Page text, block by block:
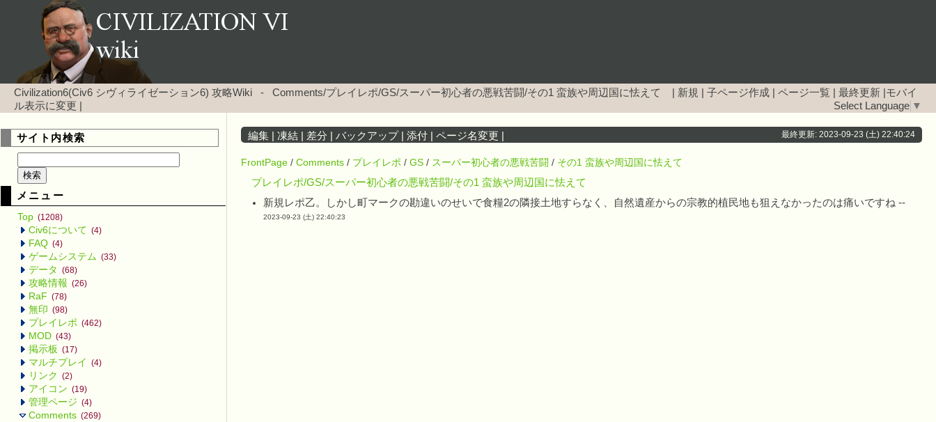
Civilization6(Civ6 シヴィライゼーション6) 攻略Wiki - Comments/プレイレポ/GS/スーパー初心者の悪戦苦闘/その1 蛮族や周辺国に怯えて 新規 子ページ作成 ページ一覧 最終更新 モバイ
ル表示に変更
Select Language ▼
サイト内検索
メニュー
Top (1208)
Civ6について (4)
FAQ (4)
ゲームシステム (33)
データ (68)
攻略情報 (26)
RaF (78)
無印 (98)
プレイレポ (462)
MOD (43)
掲示板 (17)
マルチプレイ (4)
リンク (2)
アイコン (19)
管理ページ (4)
Comments (269)
編集 凍結 差分 バックアップ| 添付 ページ名変更 最終更新: 2023-09-23 (土) 22:40:24
FrontPage / Comments / プレイレポ / GS / スーパー初心者の悪戦苦闘 / その1 蛮族や周辺国に怯えて
プレイレポ/GS/スーパー初心者の悪戦苦闘/その1 蛮族や周辺国に怯えて
新規レポ乙。しかし町マークの勘違いのせいで食糧2の隣接土地すらなく、自然遺産からの宗教的植民地も狙えなかったのは痛いですね --
2023-09-23 (土) 22:40:23